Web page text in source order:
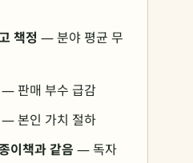
책정 — 분야 평균 무
— 판매 부수 급감
— 본인 가치 절하
이책과 같음 — 독자